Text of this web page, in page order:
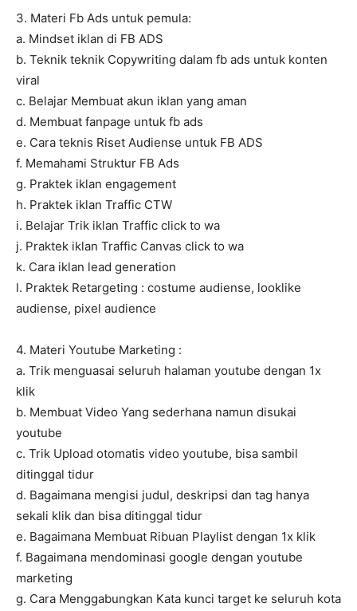
3. Materi Fb Ads untuk pemula:
a. Mindset iklan di FB ADS
b. Teknik teknik Copywriting dalam fb ads untuk konten
viral
c. Belajar Membuat akun iklan yang aman
d. Membuat fanpage untuk fb ads
e. Cara teknis Riset Audiense untuk FB ADS
f. Memahami Struktur FB Ads
g. Praktek iklan engagement
h. Praktek iklan Traffic CTW
i. Belajar Trik iklan Traffic click to wa
j. Praktek iklan Traffic Canvas click to wa
k. Cara iklan lead generation
l. Praktek Retargeting : costume audiense, looklike
audiense, pixel audience
4. Materi Youtube Marketing :
a. Trik menguasai seluruh halaman youtube dengan 1x
klik
b. Membuat Video Yang sederhana namun disukai
youtube
c. Trik Upload otomatis video youtube, bisa sambil
ditinggal tidur
d. Bagaimana mengisi judul, deskripsi dan tag hanya
sekali klik dan bisa ditinggal tidur
e. Bagaimana Membuat Ribuan Playlist dengan 1x klik
f. Bagaimana mendominasi google dengan youtube
marketing
g. Cara Menggabungkan Kata kunci target ke seluruh kota